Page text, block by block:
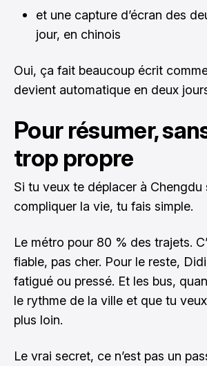
et une capture d’écran des
jour, en chinois
Oui, ça fait beaucoup écrit
devient automatique en deux
Pour résumer,
trop propre
Si tu veux te déplacer à Chengdu
compliquer la vie, tu fais simple.
Le métro pour 80 % des trajets.
fiable, pas cher. Pour le reste,
fatigué ou pressé. Et les bus,
le rythme de la ville et que tu
plus loin.
Le vrai secret, ce n’est pas un